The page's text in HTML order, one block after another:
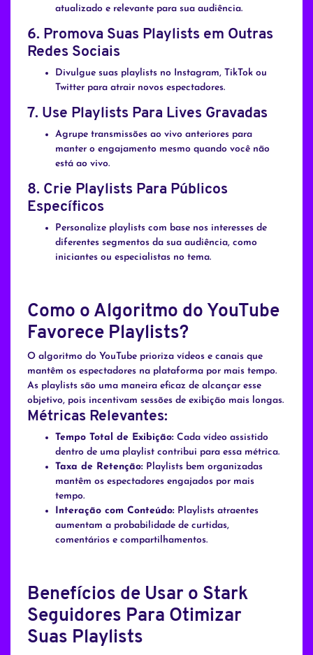
atualizado e relevante para sua audiência.
6. Promova Suas Playlists em Outras
Redes Sociais
Divulgue suas playlists no Instagram, TikTok ou
Twitter para atrair novos espectadores.
7. Use Playlists Para Lives Gravadas
Agrupe transmissões ao vivo anteriores para
manter o engajamento mesmo quando você não
está ao vivo.
8. Crie Playlists Para Públicos
Específicos
Personalize playlists com base nos interesses de
diferentes segmentos da sua audiência, como
iniciantes ou especialistas no tema.
Como o Algoritmo do YouTube
Favorece Playlists?
O algoritmo do YouTube prioriza vídeos e canais que
mantêm os espectadores na plataforma por mais tempo.
As playlists são uma maneira eficaz de alcançar esse
objetivo, pois incentivam sessões de exibição mais longas.
Métricas Relevantes:
Tempo Total de Exibição: Cada vídeo assistido
dentro de uma playlist contribui para essa métrica.
Taxa de Retenção: Playlists bem organizadas
mantêm os espectadores engajados por mais
tempo.
Interação com Conteúdo: Playlists atraentes
aumentam a probabilidade de curtidas,
comentários e compartilhamentos.
Benefícios de Usar o Stark
Seguidores Para Otimizar
Suas Playlists